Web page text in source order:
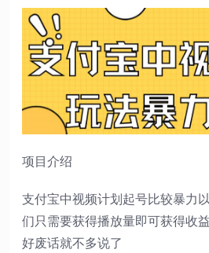
项目介绍
支付宝中视频计划起号比较暴力
们只需要获得播放量即可获得收
好废话就不多说了